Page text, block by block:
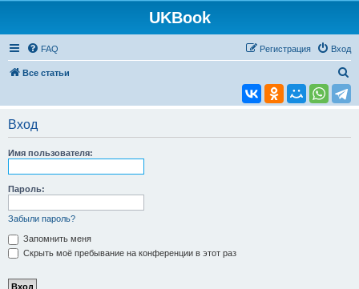
UKBook
FAQ Вход
Регистрация
Все статьи
Вход
Имя пользователя:
Пароль:
Забыли пароль?
Запомнить меня
Скрыть моё пребывание на конференции в этот раз